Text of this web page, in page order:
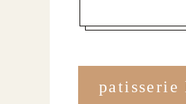
patisserie